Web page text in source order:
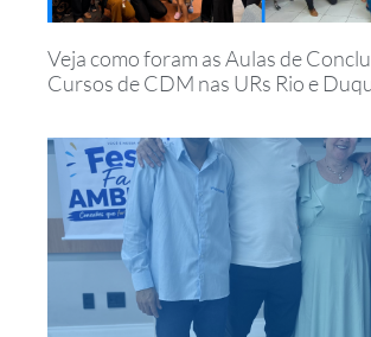
Veja como foram as Aulas de
Cursos de CDM nas URs Rio e